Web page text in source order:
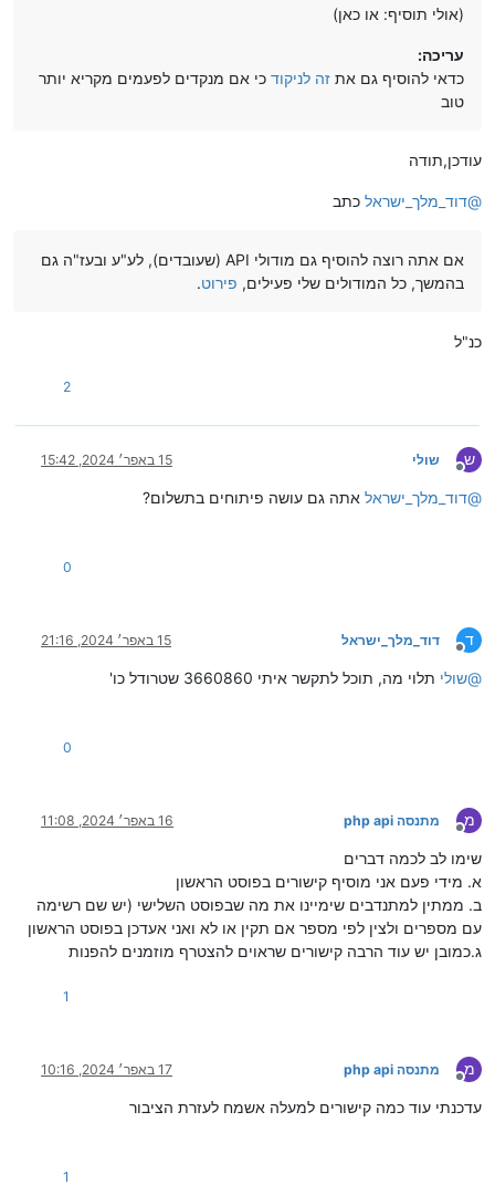
(אולי תוסיף: או כאן)
עריכה:
כדאי להוסיף גם את זה לניקוד כי אם מנקדים לפעמים מקריא יותר
טוב
עודכן,תודה
@דוד_מלך_ישראל כתב
אם אתה רוצה להוסיף גם מודולי API (שעובדים), לע"ע ובעז"ה גם
בהמשך, כל המודולים שלי פעילים, פירוט.
כנ"ל
2
ש
מנותק
שולי 15 באפר׳ 2024, 15:42
@דוד_מלך_ישראל אתה גם עושה פיתוחים בתשלום?
0
ד
מנותק
דוד_מלך_ישראל 15 באפר׳ 2024, 21:16
@שולי תלוי מה, תוכל לתקשר איתי 3660860 שטרודל כו'
0
מ
מנותק
מתנסה php api 16 באפר׳ 2024, 11:08
שימו לב לכמה דברים
א. מידי פעם אני מוסיף קישורים בפוסט הראשון
ב. ממתין למתנדבים שימיינו את מה שבפוסט השלישי (יש שם רשימה
עם מספרים ולצין לפי מספר אם תקין או לא ואני אעדכן בפוסט הראשון
ג.כמובן יש עוד הרבה קישורים שראוים להצטרף מוזמנים להפנות
1
מ
מנותק
מתנסה php api 17 באפר׳ 2024, 10:16
עדכנתי עוד כמה קישורים למעלה אשמח לעזרת הציבור
1